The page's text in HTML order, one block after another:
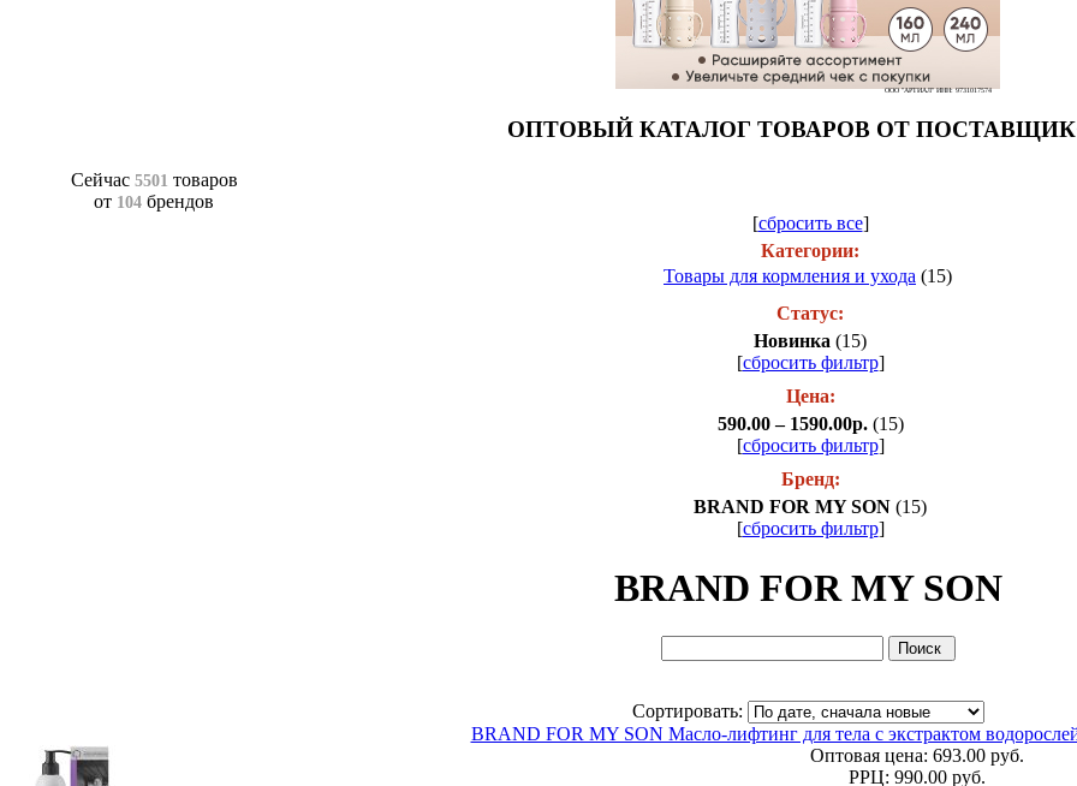
ООО "АРТИАЛ" ИНН: 9731017574
ОПТОВЫЙ КАТАЛОГ ТОВАРОВ ОТ
Сейчас 5501 товаров
от 104 брендов
[сбросить все]
Категории:
Товары для кормления и ухода (15)
Статус:
Новинка (15)
[сбросить фильтр]
Цена:
590.00 – 1590.00р. (15)
[сбросить фильтр]
Бренд:
BRAND FOR MY SON (15)
[сбросить фильтр]
BRAND FOR MY SON
Сортировать:
BRAND FOR MY SON Масло-лифтинг для тела с экстрактом
Оптовая цена: 693.00 руб.
РРЦ: 990.00 руб.